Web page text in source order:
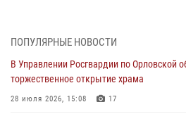
предоставлении госуслуг
Росгвардейцы обеспечили безопасность
Дня ВДВ
ПОПУЛЯРНЫЕ НОВОСТИ
В Управлении Росгвардии по Орловской
торжественное открытие храма
28 июля 2026, 15:08 17